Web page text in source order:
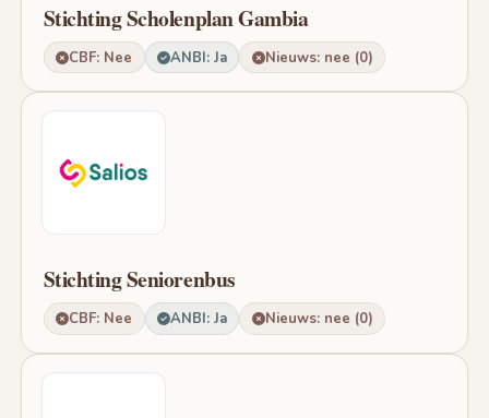
Stichting Scholenplan Gambia
CBF: Nee ANBI: Ja Nieuws: nee (0)
Stichting Seniorenbus
CBF: Nee ANBI: Ja Nieuws: nee (0)